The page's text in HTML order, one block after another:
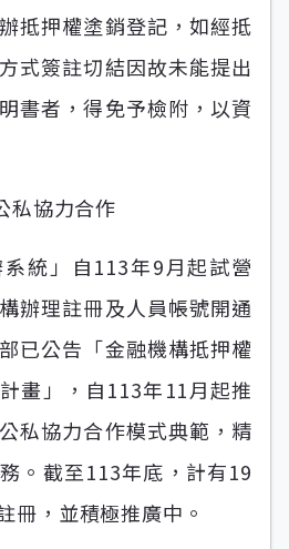
抵押權塗銷登記，如經抵
式簽註切結因故未能提出
書者，得免予檢附，以資
私協力合作
系統」自113年9月起試營
辦理註冊及人員帳號開通
已公告「金融機構抵押權
畫」，自113年11月起推
私協力合作模式典範，精
。截至113年底，計有19
冊，並積極推廣中。